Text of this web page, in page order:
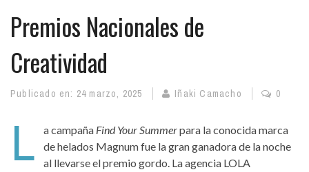
Premios Nacionales de
Creatividad
Publicado en: 24 marzo, 2025 Iñaki Camacho 0
L a campaña Find Your Summerpara la conocida marca
de helados Magnum fue la gran ganadora de la noche
al llevarse el premio gordo. La agencia LOLA